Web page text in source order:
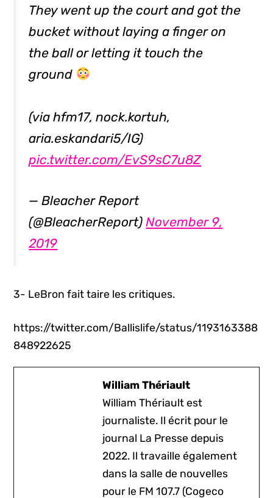
They went up the court and got the
bucket without laying a finger on
the ball or letting it touch the
ground
(via hfm17, nock.kortuh,
aria.eskandari5/IG)
pic.twitter.com/EvS9sC7u8Z
— Bleacher Report
(@BleacherReport)November 9,
2019
3- LeBron fait taire les critiques.
https://twitter.com/Ballislife/status/1193163388
848922625
William Thériault
William Thériault est
journaliste. Il écrit pour le
journal La Presse depuis
2022. Il travaille également
dans la salle de nouvelles
pour le FM 107.7 (Cogeco